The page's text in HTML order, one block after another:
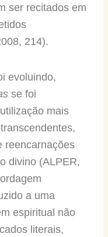
ser recitados em
214).
evoluindo,
se foi
mais
reencarnações
divino (ALPER,
a uma
espiritual não
literais,